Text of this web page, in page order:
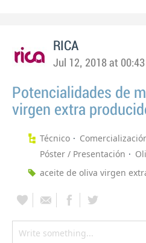
RICA
Jul 12, 2018 at 00:43
Potencialidades de
virgen extra
Técnico
Póster / Presentación
aceite de oliva virgen